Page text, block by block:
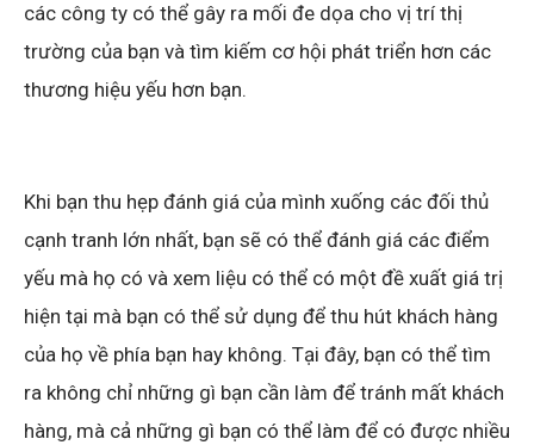
các công ty có thể gây ra mối đe dọa cho vị trí thị
trường của bạn và tìm kiếm cơ hội phát triển hơn các
thương hiệu yếu hơn bạn.
Khi bạn thu hẹp đánh giá của mình xuống các đối thủ
cạnh tranh lớn nhất, bạn sẽ có thể đánh giá các điểm
yếu mà họ có và xem liệu có thể có một đề xuất giá trị
hiện tại mà bạn có thể sử dụng để thu hút khách hàng
của họ về phía bạn hay không. Tại đây, bạn có thể tìm
ra không chỉ những gì bạn cần làm để tránh mất khách
hàng, mà cả những gì bạn có thể làm để có được nhiều